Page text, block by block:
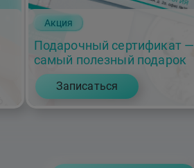
Акция
Подарочный сертификат —
самый полезный подарок
Записаться